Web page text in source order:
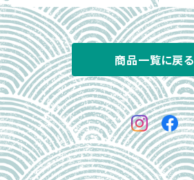
商品一覧に戻る